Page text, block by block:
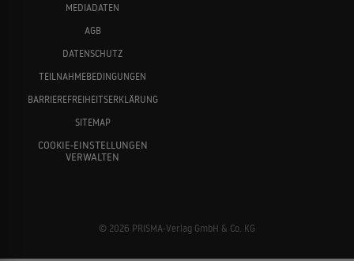
MEDIADATEN
AGB
DATENSCHUTZ
TEILNAHMEBEDINGUNGEN
BARRIEREFREIHEITSERKLÄRUNG
SITEMAP
COOKIE-EINSTELLUNGEN
VERWALTEN
© 2026 PRISMA-Verlag GmbH & Co. KG